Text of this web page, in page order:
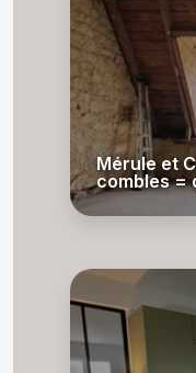
Mérule et
combles =